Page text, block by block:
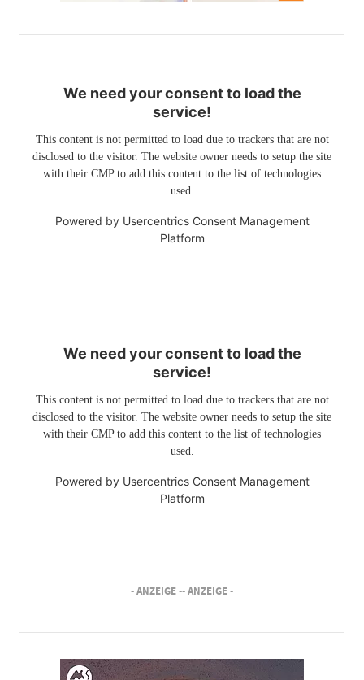
We need your consent to load the
service!
This content is not permitted to load due to trackers that are not
disclosed to the visitor. The website owner needs to setup the site
with their CMP to add this content to the list of technologies
used.
Powered by Usercentrics Consent Management
Platform
We need your consent to load the
service!
This content is not permitted to load due to trackers that are not
disclosed to the visitor. The website owner needs to setup the site
with their CMP to add this content to the list of technologies
used.
Powered by Usercentrics Consent Management
Platform
- ANZEIGE -- ANZEIGE -